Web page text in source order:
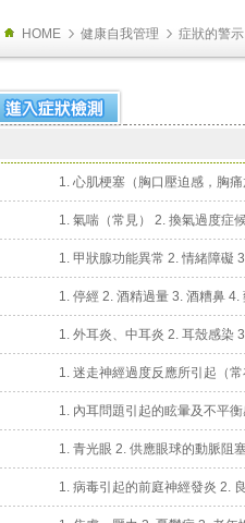
HOME 健康自我管理 症狀的警
1. 甲狀腺功能異常 2. 情緒障礙
1. 停經 2. 酒精過量 3. 酒糟鼻
1. 外耳炎、中耳炎 2. 耳殼感染
1. 病毒引起的前庭神經發炎 2.